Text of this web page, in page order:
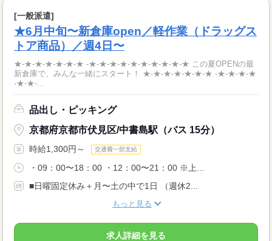
[一般派遣]
★6月中旬〜新倉庫open／軽作業（ドラッグス
トア商品）／週4日〜
★-★-★-★-★-★-★ -★-★-★-★-★-★-★-★-★-★ この夏OPENの最
新倉庫で、みんな一緒にスタート！ ★-★-★-★-★-★-★ -★-★-★-★
-★-★-...
品出し・ピッキング
京都府京都市伏見区/中書島駅（バス 15分）
時給1,300円～ 交通費一部支給
・09：00〜18：00 ・12：00〜21：00 ※上...
■日曜固定休み＋月〜土の中で1日 （週休2...
もっと見る
求人詳細を見る